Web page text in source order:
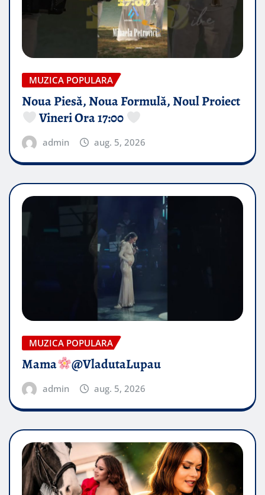
MUZICA POPULARA
Noua Piesă, Noua Formulă, Noul Proiect
Vineri Ora 17:00
admin aug. 5, 2026
MUZICA POPULARA
Mama @VladutaLupau
admin aug. 5, 2026